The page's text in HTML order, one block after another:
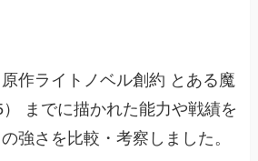
作ライトノベル創約 とある魔
までに描かれた能力や戦績を
強さを比較・考察しました。